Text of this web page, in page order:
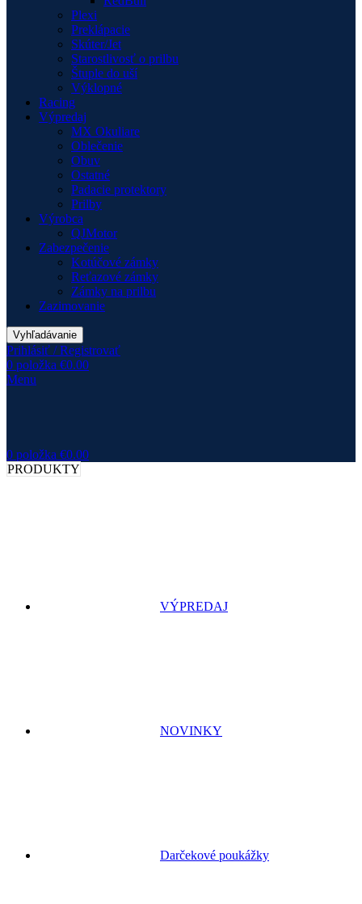
Plexi
Preklápacie
Skúter/Jet
Starostlivosť o prilbu
Štuple do uší
Výklopné
Racing
Výpredaj
MX Okuliare
Oblečenie
Obuv
Ostatné
Padacie protektory
Prilby
Výrobca
QJMotor
Zabezpečenie
Kotúčové zámky
Reťazové zámky
Zámky na prilbu
Zazimovanie
Vyhľadávanie
Prihlásiť / Registrovať
0 položka €0.00
Menu
0 položka €0.00
PRODUKTY
VÝPREDAJ
NOVINKY
Darčekové poukážky